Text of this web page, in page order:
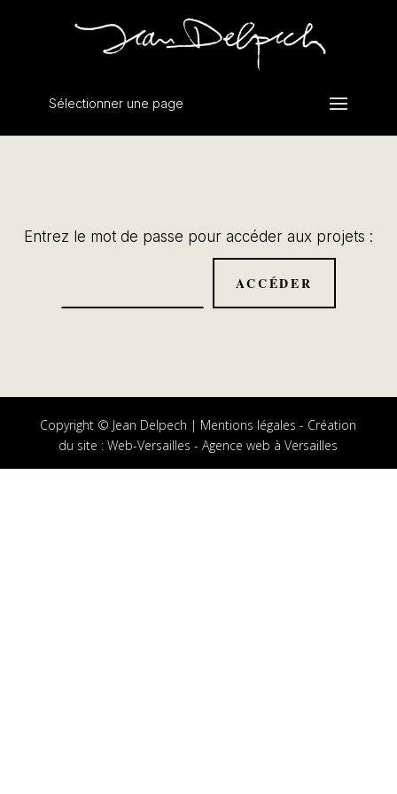
Sélectionner une page
Entrez le mot de passe pour accéder aux projets :
Copyright © Jean Delpech | Mentions légales - Création
du site :Web-Versailles - Agence web à Versailles